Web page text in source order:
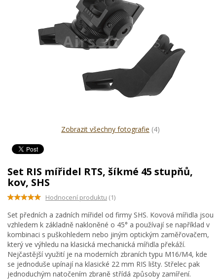
Zobrazit všechny fotografie (4)
Set RIS mířidel RTS, šíkmé 45 stupňů,
kov, SHS
Hodnocení produktu (1)
Set předních a zadních mířidel od firmy SHS. Kovová mířidla jsou
vzhledem k základně nakloněné o 45° a používají se například v
kombinaci s puškohledem nebo jiným optickým zaměřovačem,
který ve výhledu na klasická mechanická mířidla překáží.
Nejčastější využití je na moderních zbraních typu M16/M4, kde
se jednoduše upínají na klasické 22 mm RIS lišty. Střelec pak
jednoduchým natočením zbraně střídá způsoby zamíření.